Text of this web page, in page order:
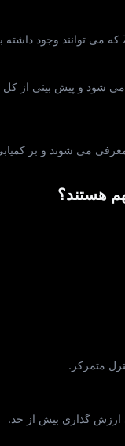
و پیش‌ بینی از کل
می‌ شوند و بر
هستند؟
متمرکز.
ارزش‌ گذاری بیش از حد.